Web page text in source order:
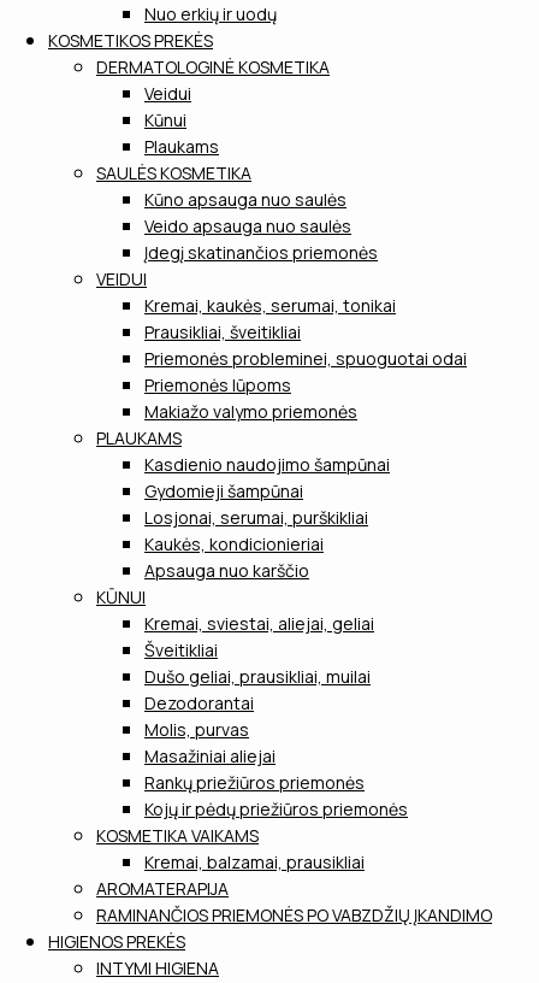
Nuo erkių ir uodų
KOSMETIKOS PREKĖS
DERMATOLOGINĖ KOSMETIKA
Veidui
Kūnui
Plaukams
SAULĖS KOSMETIKA
Kūno apsauga nuo saulės
Veido apsauga nuo saulės
Įdegį skatinančios priemonės
VEIDUI
Kremai, kaukės, serumai, tonikai
Prausikliai, šveitikliai
Priemonės probleminei, spuoguotai odai
Priemonės lūpoms
Makiažo valymo priemonės
PLAUKAMS
Kasdienio naudojimo šampūnai
Gydomieji šampūnai
Losjonai, serumai, purškikliai
Kaukės, kondicionieriai
Apsauga nuo karščio
KŪNUI
Kremai, sviestai, aliejai, geliai
Šveitikliai
Dušo geliai, prausikliai, muilai
Dezodorantai
Molis, purvas
Masažiniai aliejai
Rankų priežiūros priemonės
Kojų ir pėdų priežiūros priemonės
KOSMETIKA VAIKAMS
Kremai, balzamai, prausikliai
AROMATERAPIJA
RAMINANČIOS PRIEMONĖS PO VABZDŽIŲ ĮKANDIMO
HIGIENOS PREKĖS
INTYMI HIGIENA